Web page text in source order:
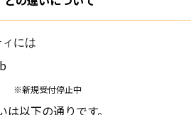
には
※新規受付停止中
以下の通りです。